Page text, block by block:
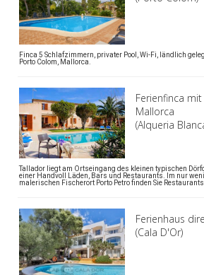
Finca 5 Schlafzimmern, privater Pool, Wi-Fi, ländlich
Porto Colom, Mallorca.
Ferienfinca
Mallorca
(Alqueria
Tallador liegt am Ortseingang des kleinen typischen
einer Handvoll Läden, Bars und Restaurants. Im nur
malerischen Fischerort Porto Petro finden Sie Restaurants
Ferienhaus
(Cala D'Or)